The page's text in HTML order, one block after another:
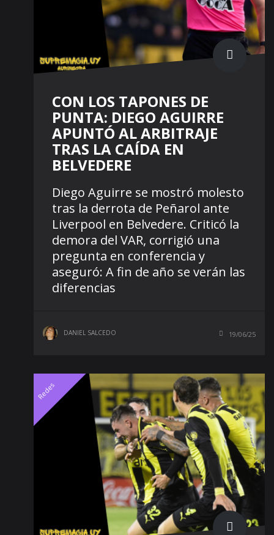
CON LOS TAPONES DE
PUNTA: DIEGO AGUIRRE
APUNTÓ AL ARBITRAJE
TRAS LA CAÍDA EN
BELVEDERE
Diego Aguirre se mostró molesto
tras la derrota de Peñarol ante
Liverpool en Belvedere. Criticó la
demora del VAR, corrigió una
pregunta en conferencia y
aseguró: A fin de año se verán las
diferencias
DANIEL SALCEDO 19/06/25
Redes